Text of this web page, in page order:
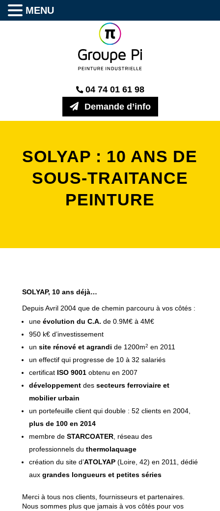
04 74 01 61 98
Demande d’info
SOLYAP : 10 ANS DE
SOUS-TRAITANCE
PEINTURE
SOLYAP, 10 ans déjà…
Depuis Avril 2004 que de chemin parcouru à vos côtés :
une évolution du C.A. de 0.9M€ à 4M€
950 k€ d’investissement
un site rénové et agrandi de 1200m2 en 2011
un effectif qui progresse de 10 à 32 salariés
certificat ISO 9001obtenu en 2007
développementdes secteurs ferroviaire et
mobilier urbain
un portefeuille client qui double : 52 clients en 2004,
plus de 100 en 2014
membre de STARCOATER, réseau des
professionnels du thermolaquage
création du site d’ATOLYAP(Loire, 42) en 2011, dédié
aux grandes longueurs et petites séries
Merci à tous nos clients, fournisseurs et partenaires.
Nous sommes plus que jamais à vos côtés pour vos
MENU